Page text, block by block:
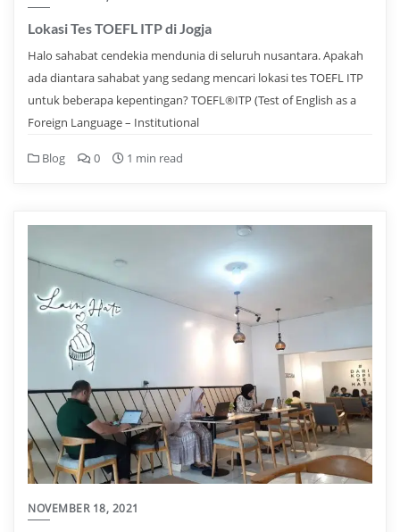
Lokasi Tes TOEFL ITP di Jogja
Halo sahabat cendekia mendunia di seluruh nusantara. Apakah
ada diantara sahabat yang sedang mencari lokasi tes TOEFL ITP
untuk beberapa kepentingan? TOEFL®ITP (Test of English as a
Foreign Language – Institutional
Blog 0 1 min read
NOVEMBER 18, 2021